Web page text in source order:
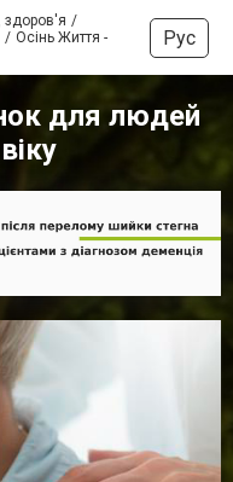
Осінь Життя -
Рус
для людей